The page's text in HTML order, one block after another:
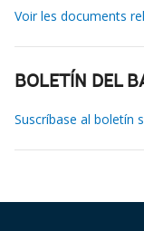
Voir les documents
BOLETÍN DEL
Suscríbase al boletín